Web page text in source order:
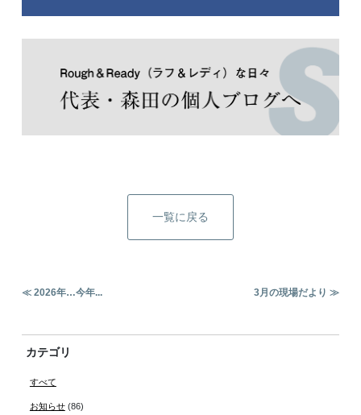
一覧に戻る
≪ 2026年…今年... 3月の現場だより ≫
カテゴリ
すべて
お知らせ(86)